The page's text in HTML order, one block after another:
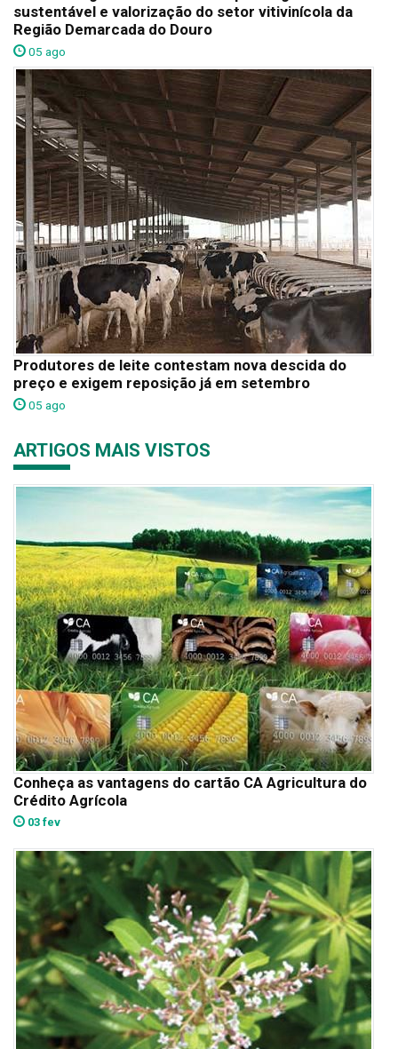
sustentável e valorização do setor vitivinícola da
Região Demarcada do Douro
05 ago
Produtores de leite contestam nova descida do
preço e exigem reposição já em setembro
05 ago
ARTIGOS MAIS VISTOS
Conheça as vantagens do cartão CA Agricultura do
Crédito Agrícola
03 fev